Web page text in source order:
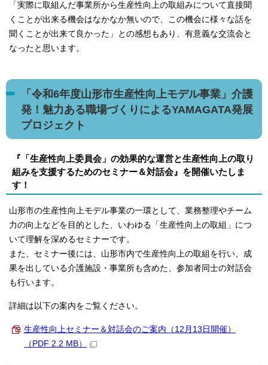
「実際に取組んだ事業所から生産性向上の取組みについて直接聞
くことが出来る機会はなかなか無いので、この機会に様々な話を
聞くことが出来て良かった」との感想もあり、有意義な交流会と
なったと思います。
「令和6年度山形市生産性向上モデル事業」介護
発！魅力ある職場づくりによるYAMAGATA発展
プロジェクト
『「生産性向上委員会」の効果的な運営と生産性向上の取り
組みを支援するためのセミナー＆対話会』を開催いたしま
す！
山形市の生産性向上モデル事業の一環として、業務整理やチーム
力の向上などを目的とした、いわゆる「生産性向上の取組」につ
いて理解を深めるセミナーです。
また、セミナー後には、山形市内で生産性向上の取組を行い、成
果を出している介護施設・事業所も含めた、参加者同士の対話会
も行います。
詳細は以下の案内をご覧ください。
生産性向上セミナー＆対話会のご案内（12月13日開催）
（PDF 2.2 MB）